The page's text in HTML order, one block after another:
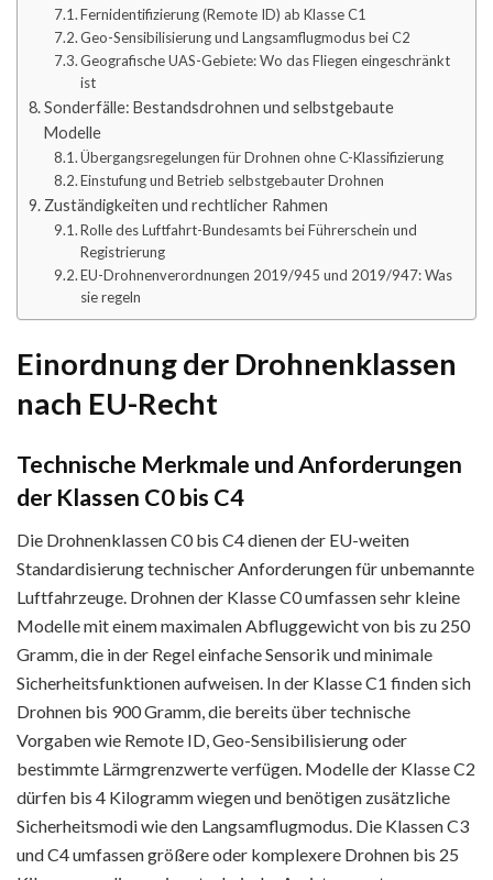
Fernidentifizierung (Remote ID) ab Klasse C1
Geo-Sensibilisierung und Langsamflugmodus bei C2
Geografische UAS-Gebiete: Wo das Fliegen eingeschränkt
ist
Sonderfälle: Bestandsdrohnen und selbstgebaute
Modelle
Übergangsregelungen für Drohnen ohne C-Klassifizierung
Einstufung und Betrieb selbstgebauter Drohnen
Zuständigkeiten und rechtlicher Rahmen
Rolle des Luftfahrt-Bundesamts bei Führerschein und
Registrierung
EU-Drohnenverordnungen 2019/945 und 2019/947: Was
sie regeln
Einordnung der Drohnenklassen
nach EU-Recht
Technische Merkmale und Anforderungen
der Klassen C0 bis C4
Die Drohnenklassen C0 bis C4 dienen der EU-weiten
Standardisierung technischer Anforderungen für unbemannte
Luftfahrzeuge. Drohnen der Klasse C0 umfassen sehr kleine
Modelle mit einem maximalen Abfluggewicht von bis zu 250
Gramm, die in der Regel einfache Sensorik und minimale
Sicherheitsfunktionen aufweisen. In der Klasse C1 finden sich
Drohnen bis 900 Gramm, die bereits über technische
Vorgaben wie Remote ID, Geo-Sensibilisierung oder
bestimmte Lärmgrenzwerte verfügen. Modelle der Klasse C2
dürfen bis 4 Kilogramm wiegen und benötigen zusätzliche
Sicherheitsmodi wie den Langsamflugmodus. Die Klassen C3
und C4 umfassen größere oder komplexere Drohnen bis 25